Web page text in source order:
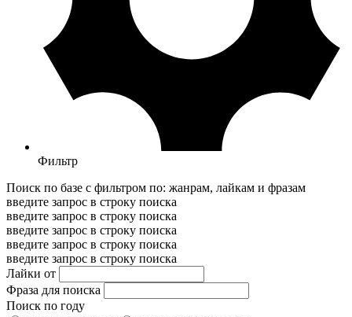
Фильтр
Поиск по базе с фильтром по: жанрам, лайкам и фразам
введите запрос в строку поиска
введите запрос в строку поиска
введите запрос в строку поиска
введите запрос в строку поиска
введите запрос в строку поиска
Лайки от
Фраза для поиска
Поиск по году